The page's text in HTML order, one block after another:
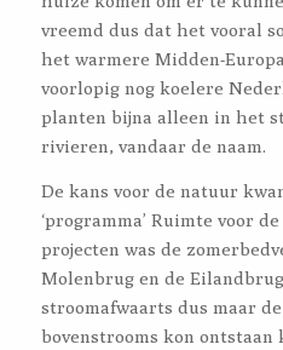
vreemd dus dat het vooral
het warmere Midden-
voorlopig nog koelere
planten bijna alleen in het
rivieren, vandaar de naam.
De kans voor de natuur
‘programma’ Ruimte voor
projecten was de
Molenbrug en de
stroomafwaarts dus maar
bovenstrooms kon